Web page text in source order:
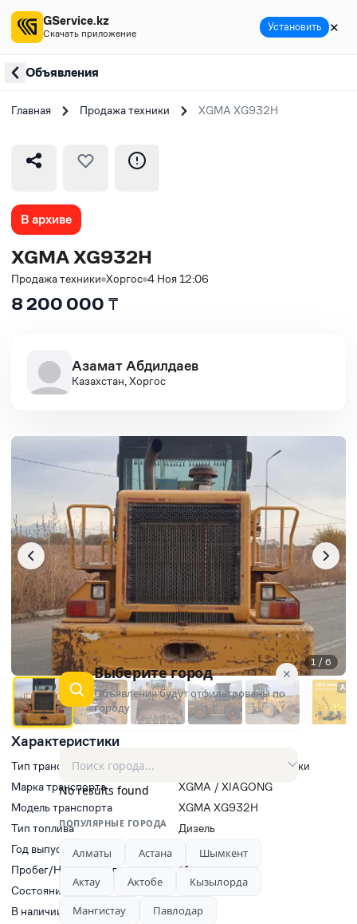
Объявления
Главная Продажа техники XGMA XG932H
В архиве
XGMA XG932H
Продажа техники Хоргос 4 Ноя 12:06
8 200 000 ₸
Азамат Абдилдаев
Казахстан, Хоргос
Характеристики
Тип транспорта
Фронтальные погрузчики
Марка транспорта
XGMA / XIAGONG
Модель транспорта
XGMA XG932H
Тип топлива
Дизель
Год выпуска
2014
Пробег/Наработки двигателя
11013
Состояние
Новый
В наличии
Да
1 / 6
AD
GService.kz
Скачать приложение Установить ✕
✕
Выберите город
Объявления будут отфильтрованы по
городу
No results found
ПОПУЛЯРНЫЕ ГОРОДА
Алматы Астана
Шымкент
Актау
Актобе
Кызылорда
Мангистау
Павлодар